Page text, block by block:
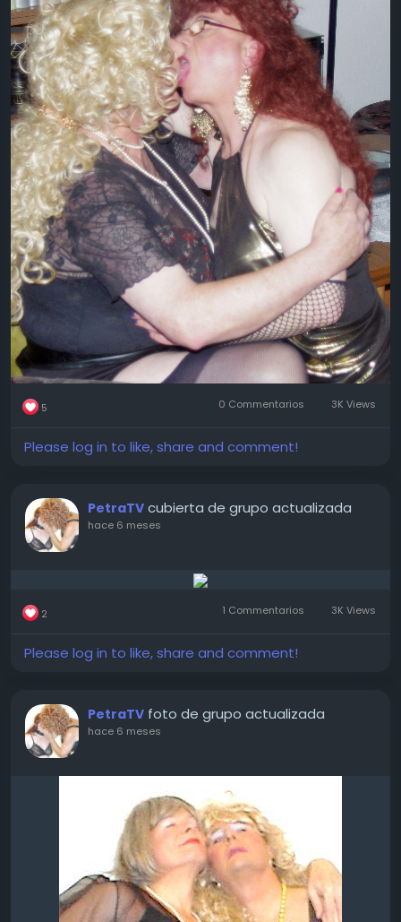
5 0 Commentarios 3K Views
Please log in to like, share and comment!
PetraTV cubierta de grupo actualizada
hace 6 meses
2 1 Commentarios 3K Views
Please log in to like, share and comment!
PetraTV foto de grupo actualizada
hace 6 meses